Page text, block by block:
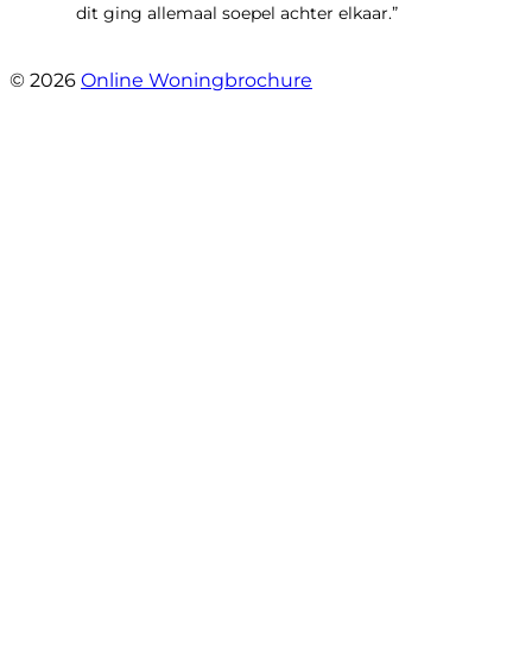
dit ging allemaal soepel achter elkaar.”
© 2026 Online Woningbrochure